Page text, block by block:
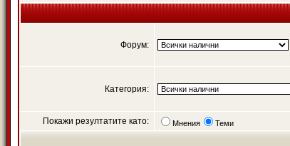
Форум:
Категория:
Покажи резултатите като: Мнения Теми